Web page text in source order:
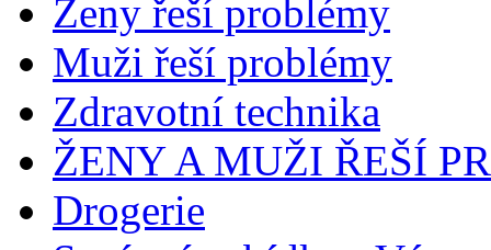
Ženy řeší problémy
Muži řeší problémy
Zdravotní technika
ŽENY A MUŽI ŘEŠÍ
Drogerie